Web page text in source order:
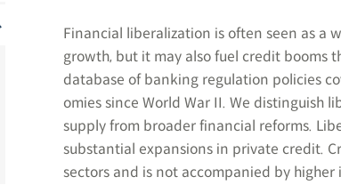
Financial liberalization is often seen as a
growth, but it may also fuel credit booms
database of banking regulation policies
omies since World War II. We distinguish
supply from broader financial reforms.
substantial expansions in private credit.
sectors and is not accompanied by